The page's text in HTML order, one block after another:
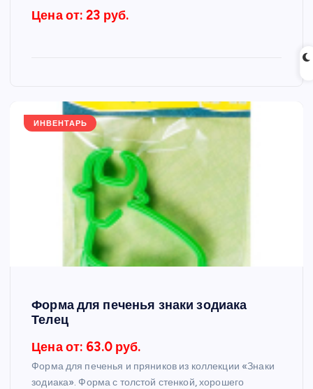
Цена от: 23 руб.
ИНВЕНТАРЬ
Форма для печенья знаки зодиака
Телец
Цена от: 63.0 руб.
Форма для печенья и пряников из коллекции «Знаки
зодиака». Форма с толстой стенкой, хорошего